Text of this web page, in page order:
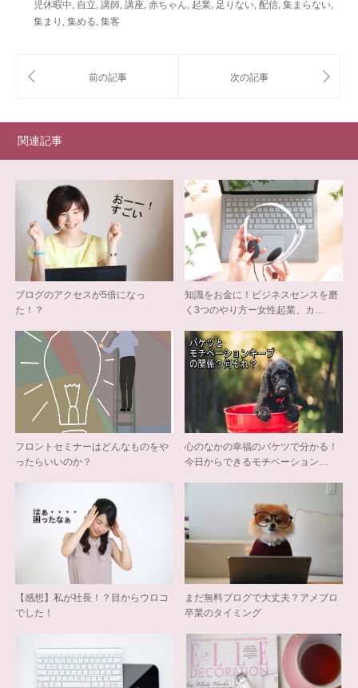
児休暇中, 自立, 講師, 講座, 赤ちゃん, 起業, 足りない, 配信, 集まらない,
集まり , 集める, 集客
関連記事
ブログのアクセスが5倍になっ
た！？
知識をお金に！ビジネスセンスを磨
く3つのやり方ー女性起業、カ…
フロントセミナーはどんなものをや
ったらいいのか？
心のなかの幸福のバケツで分かる！
今日からできるモチベーション…
【感想】私が社長！？目からウロコ
でした！
まだ無料ブログで大丈夫？アメブロ
卒業のタイミング